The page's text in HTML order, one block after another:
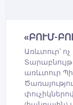
«ԲՈՒՄ-
Առևտուր՝
առևտուր